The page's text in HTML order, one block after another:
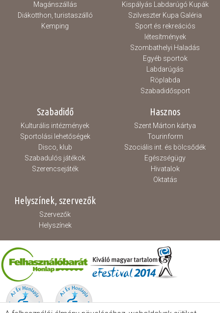
Magánszállás
Diákotthon, turistaszálló
Kemping
Kispályás Labdarúgó Kupák
Szilveszter Kupa Galéria
Sport és rekreációs
létesítmények
Szombathelyi Haladás
Egyéb sportok
Labdarúgás
Röplabda
Szabadidősport
Szabadidő
Kulturális intézmények
Sportolási lehetőségek
Disco, klub
Szabadulós játékok
Szerencsejáték
Hasznos
Szent Márton kártya
Tourinform
Szociális int. és bölcsődék
Egészségügy
Hivatalok
Oktatás
Helyszínek, szervezők
Szervezők
Helyszínek